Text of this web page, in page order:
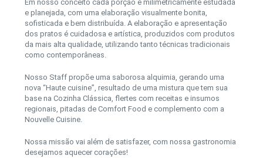
Em nosso conceito cada porção é milimetricamente estudada
e planejada, com uma elaboração visualmente bonita,
sofisticada e bem distribuída. A elaboração e apresentação
dos pratos é cuidadosa e artística, produzidos com produtos
da mais alta qualidade, utilizando tanto técnicas tradicionais
como contemporâneas.
Nosso Staff propõe uma saborosa alquimia, gerando uma
nova “Haute cuisine”, resultado de uma mistura que tem sua
base na Cozinha Clássica, flertes com receitas e insumos
regionais, pitadas de Comfort Food e complemento com a
Nouvelle Cuisine.
Nossa missão vai além de satisfazer, com nossa gastronomia
desejamos aquecer corações!